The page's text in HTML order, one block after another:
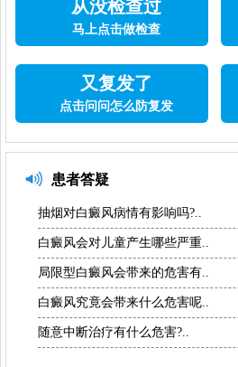
从没检查过
马上点击做检查
又复发了
点击问问怎么防复发
患者答疑
抽烟对白癜风病情有影响吗?..
白癜风会对儿童产生哪些严重..
局限型白癜风会带来的危害有..
白癜风究竟会带来什么危害呢..
随意中断治疗有什么危害?..